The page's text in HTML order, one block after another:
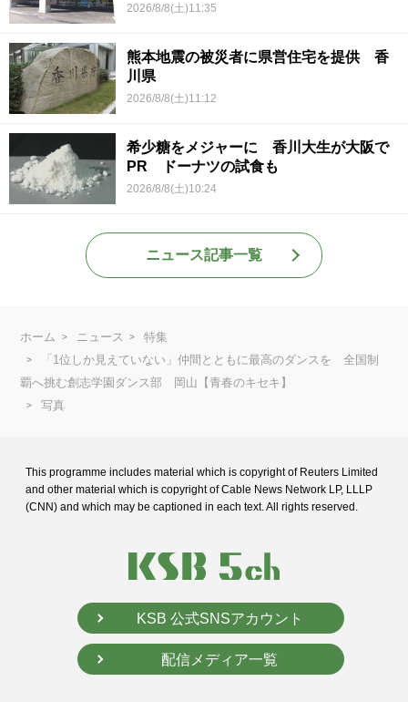
2026/8/8(土)11:35
熊本地震の被災者に県営住宅を提供 香
川県
2026/8/8(土)11:12
希少糖をメジャーに 香川大生が大阪で
PR ドーナツの試食も
2026/8/8(土)10:24
ニュース記事一覧
ホーム ニュース
特集
「1位しか見えていない」仲間とともに最高のダンスを 全国制
覇へ挑む創志学園ダンス部 岡山【青春のキセキ】
写真
This programme includes material which is copyright of Reuters Limited
and other material which is copyright of Cable News Network LP, LLLP
(CNN) and which may be captioned in each text. All rights reserved.
KSB 公式SNSアカウント
配信メディア一覧